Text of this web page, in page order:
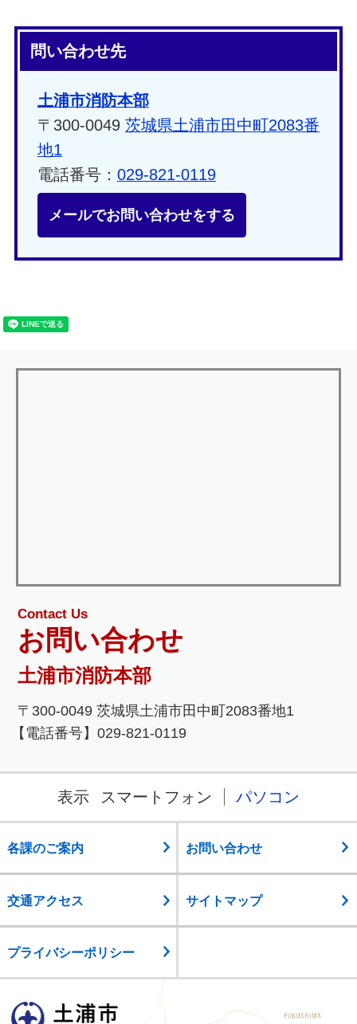
問い合わせ先
土浦市消防本部
〒300-0049 茨城県土浦市田中町2083番
地1
電話番号： 029-821-0119
メールでお問い合わせをする
Contact Us
お問い合わせ
土浦市消防本部
〒300-0049 茨城県土浦市田中町2083番地1
【電話番号】029-821-0119
表示 スマートフォン パソコン
各課のご案内 お問い合わせ
交通アクセス サイトマップ
プライバシーポリシー
土浦市